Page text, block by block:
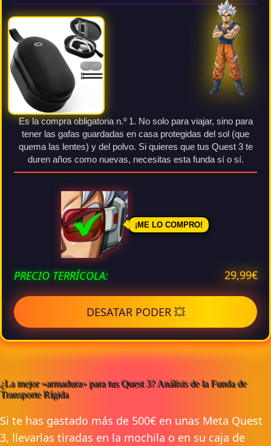
Es la compra obligatoria n.º 1. No solo para viajar, sino para
tener las gafas guardadas en casa protegidas del sol (que
quema las lentes) y del polvo. Si quieres que tus Quest 3 te
duren años como nuevas, necesitas esta funda sí o sí.
¡ME LO COMPRO!
PRECIO TERRÍCOLA: 29,99€
DESATAR PODER 💥
¿La mejor «armadura» para tus Quest 3? Análisis de la Funda de
Transporte Rígida
Si te has gastado más de 500€ en unas Meta Quest
3, llevarlas tiradas en la mochila o en su caja de